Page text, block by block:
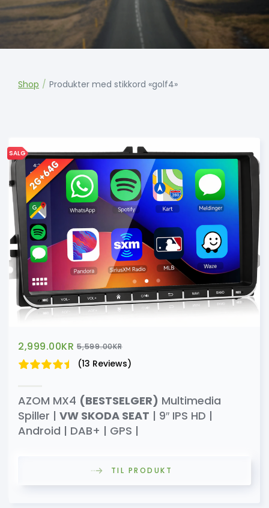
Shop / Produkter med stikkord «golf4»
SALG
2,999.00KR 5,599.00KR
(13 Reviews)
AZOM MX4 (BESTSELGER) Multimedia
Spiller | VW SKODA SEAT | 9″ IPS HD |
Android | DAB+ | GPS |
TIL PRODUKT